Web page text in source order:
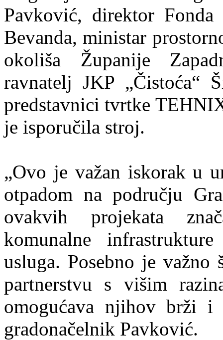
Pavković, direktor
Bevanda, ministar
okoliša Županije
ravnatelj JKP „Čistoća“
predstavnici tvrtke
je isporučila stroj.
„Ovo je važan iskorak u
otpadom na području
ovakvih projekata
komunalne
usluga. Posebno je
partnerstvu s višim
omogućava njihov brži
gradonačelnik Pavković.